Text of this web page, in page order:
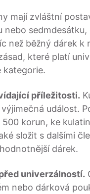
mají zvláštní
sedmdesátku,
než běžný dárek k
které platí
kategorie.
příležitosti.
událost.
korun, ke
složit s dalšími
dárek.
univerzálností.
nebo dárková